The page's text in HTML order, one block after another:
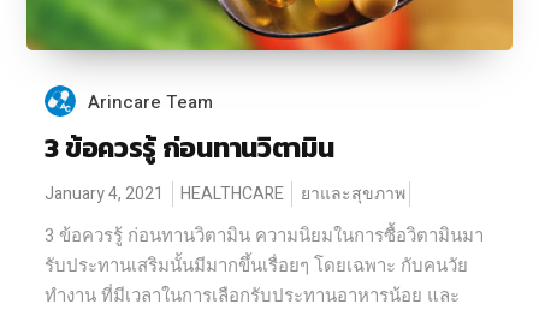
Arincare Team
3 ข้อควรรู้ ก่อนทานวิตามิน
January 4, 2021 HEALTHCARE ยาและสุขภาพ
3 ข้อควรรู้ ก่อนทานวิตามิน ความนิยมในการซื้อวิตามินมา
รับประทานเสริมนั้นมีมากขึ้นเรื่อยๆ โดยเฉพาะ กับคนวัย
ทำงาน ที่มีเวลาในการเลือกรับประทานอาหารน้อย และ